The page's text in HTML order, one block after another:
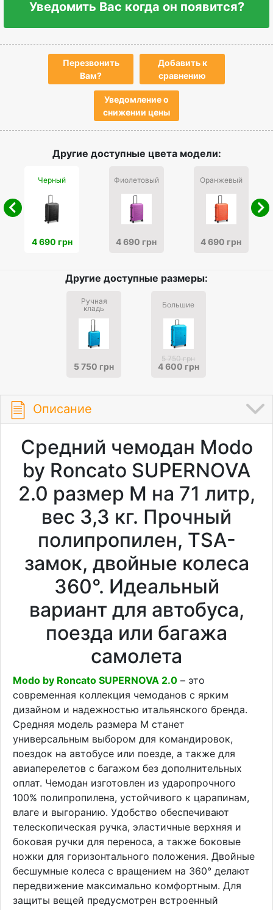
Уведомить Вас когда он появится?
Перезвонить
Вам?
Добавить к
сравнению
Уведомление о
снижении цены
Другие доступные цвета модели:
Черный
4 690 грн
Фиолетовый
4 690 грн
Оранжевый
4 690 грн
Другие доступные размеры:
Ручная
кладь
5 750 грн
Большие
5 750 грн
4 600 грн
Описание
Средний чемодан Modo
by Roncato SUPERNOVA
2.0 размер M на 71 литр,
вес 3,3 кг. Прочный
полипропилен, TSA-
замок, двойные колеса
360°. Идеальный
вариант для автобуса,
поезда или багажа
самолета
Modo by Roncato SUPERNOVA 2.0 – это
современная коллекция чемоданов с ярким
дизайном и надежностью итальянского бренда.
Средняя модель размера M станет
универсальным выбором для командировок,
поездок на автобусе или поезде, а также для
авиаперелетов с багажом без дополнительных
оплат. Чемодан изготовлен из ударопрочного
100% полипропилена, устойчивого к царапинам,
влаге и выгоранию. Удобство обеспечивают
телескопическая ручка, эластичные верхняя и
боковая ручки для переноса, а также боковые
ножки для горизонтального положения. Двойные
бесшумные колеса с вращением на 360° делают
передвижение максимально комфортным. Для
защиты вещей предусмотрен встроенный